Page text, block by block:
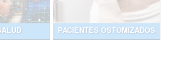
PACIENTES OSTOMIZADOS